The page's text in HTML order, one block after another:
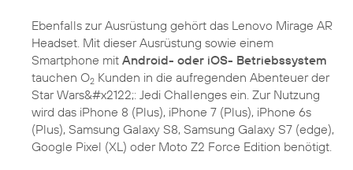
Ebenfalls zur Ausrüstung gehört das Lenovo Mirage AR
Headset. Mit dieser Ausrüstung sowie einem
Smartphone mit Android- oder iOS- Betriebssystem
tauchen O2 Kunden in die aufregenden Abenteuer der
Star Wars&#x2122;: Jedi Challenges ein. Zur Nutzung
wird das iPhone 8 (Plus), iPhone 7 (Plus), iPhone 6s
(Plus), Samsung Galaxy S8, Samsung Galaxy S7 (edge),
Google Pixel (XL) oder Moto Z2 Force Edition benötigt.